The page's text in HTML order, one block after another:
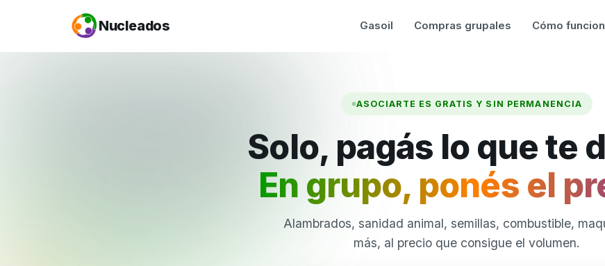
Nucleados Gasoil Compras grupales Cómo
ASOCIARTE ES GRATIS Y SIN PERMANENCIA
Solo, pagás lo que te
En grupo, ponés el
Alambrados, sanidad animal, semillas, combustible,
más, al precio que consigue el volumen.